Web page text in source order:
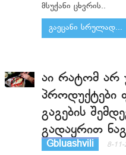
მსუქანი ცხვრის..
გაეცანი სრულად...
აი რატომ არ
პროდუქტები
გაგების
გადაყრით
Gbluashvili 8-